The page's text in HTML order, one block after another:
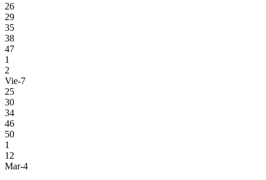
26
29
35
38
47
1
2
Vie-7
25
30
34
46
50
1
12
Mar-4